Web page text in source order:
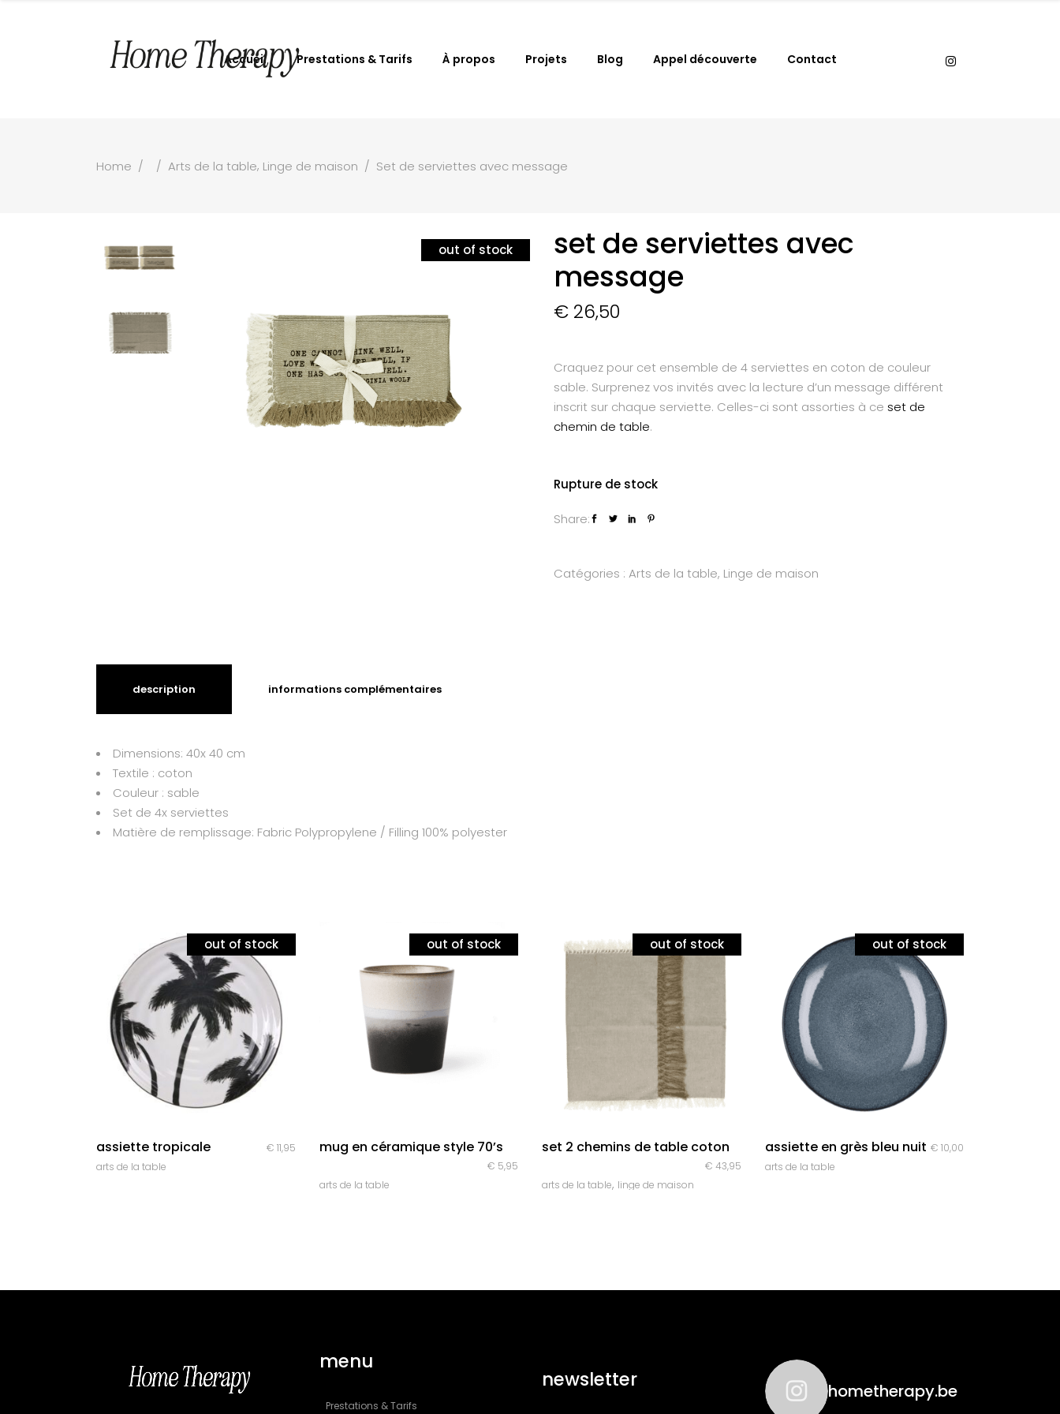
Accueil Prestations & Tarifs À propos Projets Blog Appel découverte Contact
Home / / Arts de la table, Linge de maison / Set de serviettes avec message
out of stock
set de serviettes avec
message
€ 26,50
Craquez pour cet ensemble de 4 serviettes en coton de couleur
sable. Surprenez vos invités avec la lecture d’un message différent
inscrit sur chaque serviette. Celles-ci sont assorties à ce set de
chemin de table.
Rupture de stock
Share:
Catégories : Arts de la table, Linge de maison
description informations complémentaires
Dimensions: 40x 40 cm
Textile : coton
Couleur : sable
Set de 4x serviettes
Matière de remplissage: Fabric Polypropylene / Filling 100% polyester
out of stock
assiette tropicale € 11,95
arts de la table
out of stock
mug en céramique style 70’s
€ 5,95
arts de la table
out of stock
set 2 chemins de table coton
€ 43,95
arts de la table, linge de maison
out of stock
assiette en grès bleu nuit € 10,00
arts de la table
menu
Prestations & Tarifs
newsletter hometherapy.be